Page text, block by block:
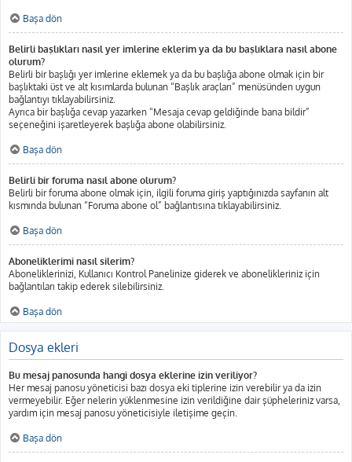
Başa dön
Belirli başlıkları nasıl yer imlerine eklerim ya da bu başlıklara nasıl abone
olurum?
Belirli bir başlığı yer imlerine eklemek ya da bu başlığa abone olmak için bir
başlıktaki üst ve alt kısımlarda bulunan “Başlık araçları” menüsünden uygun
bağlantıyı tıklayabilirsiniz.
Ayrıca bir başlığa cevap yazarken “Mesaja cevap geldiğinde bana bildir”
seçeneğini işaretleyerek başlığa abone olabilirsiniz.
Başa dön
Belirli bir foruma nasıl abone olurum?
Belirli bir foruma abone olmak için, ilgili foruma giriş yaptığınızda sayfanın alt
kısmında bulunan “Foruma abone ol” bağlantısına tıklayabilirsiniz.
Başa dön
Aboneliklerimi nasıl silerim?
Aboneliklerinizi, Kullanıcı Kontrol Panelinize giderek ve abonelikleriniz için
bağlantıları takip ederek silebilirsiniz.
Başa dön
Dosya ekleri
Bu mesaj panosunda hangi dosya eklerine izin veriliyor?
Her mesaj panosu yöneticisi bazı dosya eki tiplerine izin verebilir ya da izin
vermeyebilir. Eğer nelerin yüklenmesine izin verildiğine dair şüpheleriniz varsa,
yardım için mesaj panosu yöneticisiyle iletişime geçin.
Başa dön